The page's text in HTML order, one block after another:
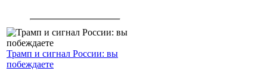
Трамп и сигнал России: вы
побеждаете